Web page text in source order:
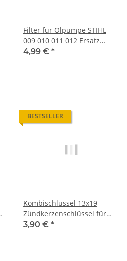
Filter für Ölpumpe STIHL
009 010 011 012 Ersatz
Ölfilter
4,99 € *
BESTSELLER
Kombischlüssel 13x19
Zündkerzenschlüssel für
Motorsäge
3,90 € *